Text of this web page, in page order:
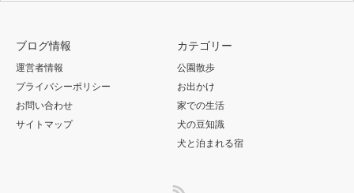
ブログ情報
運営者情報
プライバシーポリシー
お問い合わせ
サイトマップ
カテゴリー
公園散歩
お出かけ
家での生活
犬の豆知識
犬と泊まれる宿